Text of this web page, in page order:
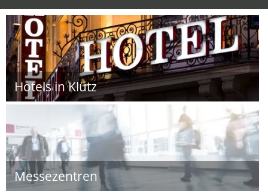
Hotels in Klütz
Messezentren